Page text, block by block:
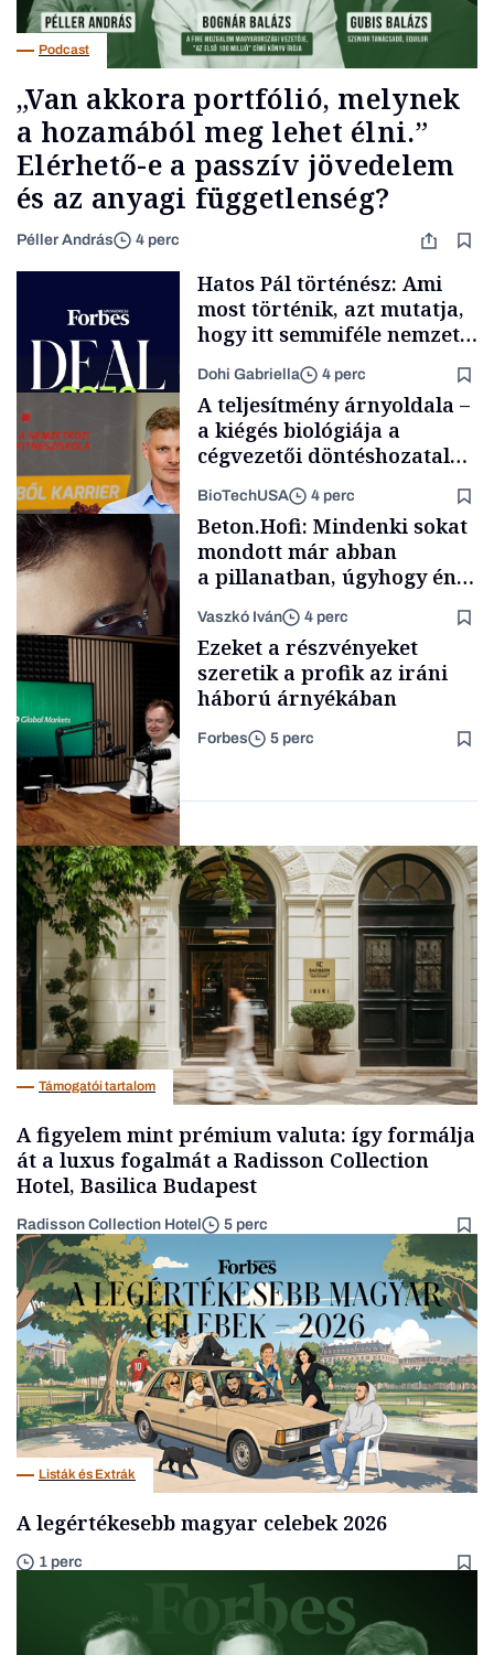
Podcast
„Van akkora portfólió, melynek
a hozamából meg lehet élni.”
Elérhető-e a passzív jövedelem
és az anyagi függetlenség?
Péller András 4 perc
Podcast
Hatos Pál történész: Ami
most történik, azt mutatja,
hogy itt semmiféle nemzeti
értéktelített jobboldali
médiáról nem volt szó
Dohi Gabriella 4 perc
Content Lab HUB
A teljesítmény árnyoldala –
a kiégés biológiája a
cégvezetői döntéshozatal
BioTechUSA 4 perc
Forbes-sztori
Beton.Hofi: Mindenki sokat
mondott már abban
a pillanatban, úgyhogy én
gondolataimat akartam
kimondani
Vaszkó Iván 4 perc
Befektetés
Ezeket a részvényeket
szeretik a profik az iráni
háború árnyékában
Forbes 5 perc
Támogatói tartalom
A figyelem mint prémium valuta: így formálja
át a luxus fogalmát a Radisson Collection
Hotel, Basilica Budapest
Radisson Collection Hotel 5 perc
Listák és Extrák
A legértékesebb magyar celebek 2026
1 perc